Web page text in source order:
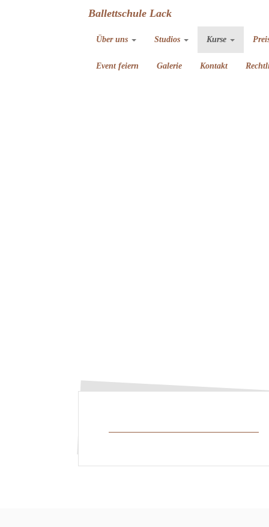
Ballettschule Lack
Über uns Studios Kurse
Event feiern Galerie Kontakt